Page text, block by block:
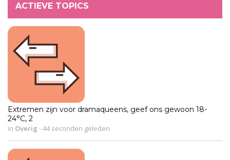
ACTIEVE TOPICS
Extremen zijn voor dramaqueens, geef ons gewoon 18-
24°C, 2
in Overig -44 seconden geleden